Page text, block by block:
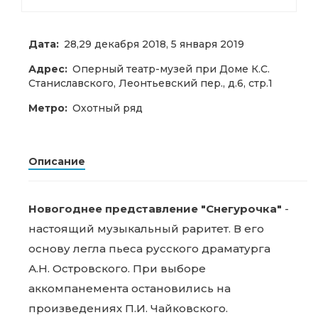
Дата: 28,29 декабря 2018, 5 января 2019
Адрес: Оперный театр-музей при Доме К.С.
Станиславского, Леонтьевский пер., д.6, стр.1
Метро: Охотный ряд
Описание
Новогоднее представление "Снегурочка" -
настоящий музыкальный раритет. В его
основу легла пьеса русского драматурга
А.Н. Островского. При выборе
аккомпанемента остановились на
произведениях П.И. Чайковского.